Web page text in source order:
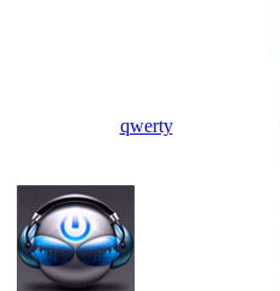
qwerty